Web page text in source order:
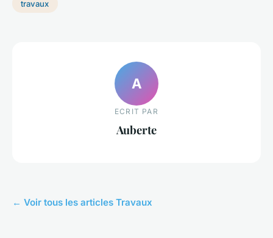
travaux
A
ECRIT PAR
Auberte
← Voir tous les articles Travaux